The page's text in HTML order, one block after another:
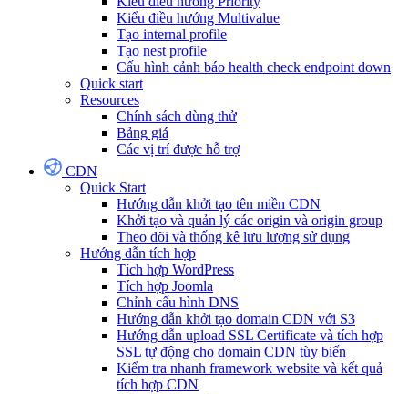
Kiểu điều hướng Multivalue
Tạo internal profile
Tạo nest profile
Cấu hình cảnh báo health check endpoint down
Quick start
Resources
Chính sách dùng thử
Bảng giá
Các vị trí được hỗ trợ
CDN
Quick Start
Hướng dẫn khởi tạo tên miền CDN
Khởi tạo và quản lý các origin và origin group
Theo dõi và thống kê lưu lượng sử dụng
Hướng dẫn tích hợp
Tích hợp WordPress
Tích hợp Joomla
Chỉnh cấu hình DNS
Hướng dẫn khởi tạo domain CDN với S3
Hướng dẫn upload SSL Certificate và tích hợp
SSL tự động cho domain CDN tùy biến
Kiểm tra nhanh framework website và kết quả
tích hợp CDN